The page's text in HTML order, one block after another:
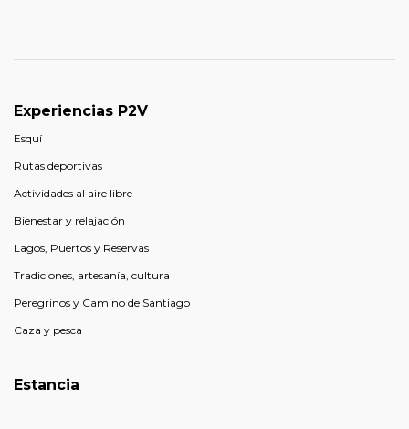
Experiencias P2V
Esquí
Rutas deportivas
Actividades al aire libre
Bienestar y relajación
Lagos, Puertos y Reservas
Tradiciones, artesanía, cultura
Peregrinos y Camino de Santiago
Caza y pesca
Estancia